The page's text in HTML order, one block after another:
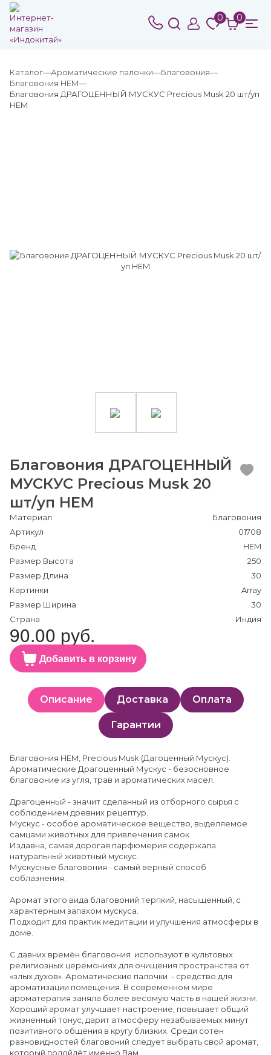
0 0
Каталог Ароматические палочки
Благовония
Благовония HEM
Благовония ДРАГОЦЕННЫЙ МУСКУС Precious Musk 20 шт/уп
HEM
Благовония ДРАГОЦЕННЫЙ
МУСКУС Precious Musk 20
шт/уп HEM
Материал
Благовония
Артикул
01708
Бренд
HEM
Размер Высота
250
Размер Длина
30
Картинки
Array
Размер Ширина
30
Страна
Индия
90.00 руб.
Добавить в корзину
Описание Доставка Оплата
Гарантии
Благовония HEM, Precious Musk (Дагоценный Мускус).
Ароматические Драгоценный Мускус - безосновное
благовоние из угля, трав и ароматических масел.
Драгоценный - значит сделанный из отборного сырья с
соблюдением древних рецептур.
Мускус - особое ароматическое вещество, выделяемое
самцами животных для привлечения самок.
Издавна, самая дорогая парфюмерия содержала
натуральный животный мускус.
Мускусные благовония - самый верный способ
соблазнения.
Аромат этого вида благовоний терпкий, насыщенный, с
характерным запахом мускуса.
Подходит для практик медитации и улучшения атмосферы в
доме.
С давних времён благовония используют в культовых
религиозных церемониях для очищения пространства от
«злых духов». Ароматические палочки - средство для
ароматизации помещения. В современном мире
ароматерапия заняла более весомую часть в нашей жизни.
Хороший аромат улучшает настроение, повышает общий
жизненный тонус, дарит атмосферу незабываемых минут
позитивного общения в кругу близких. Среди сотен
разновидностей благовоний следует выбрать свой аромат,
который подойдёт именно Вам.